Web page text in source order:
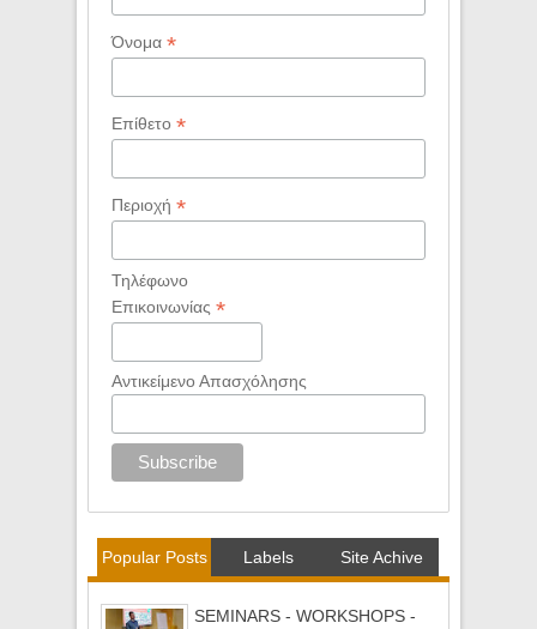
Όνομα *
Επίθετο *
Περιοχή *
Τηλέφωνο
Επικοινωνίας *
Αντικείμενο Απασχόλησης
Popular Posts Labels Site Achive
SEMINARS - WORKSHOPS -